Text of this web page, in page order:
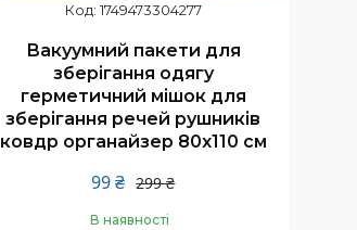
1749473304277
Вакуумний пакети для
зберігання одягу
герметичний мішок для
зберігання речей рушників
ковдр органайзер 80х110 см
299 ₴
99 ₴
В наявності